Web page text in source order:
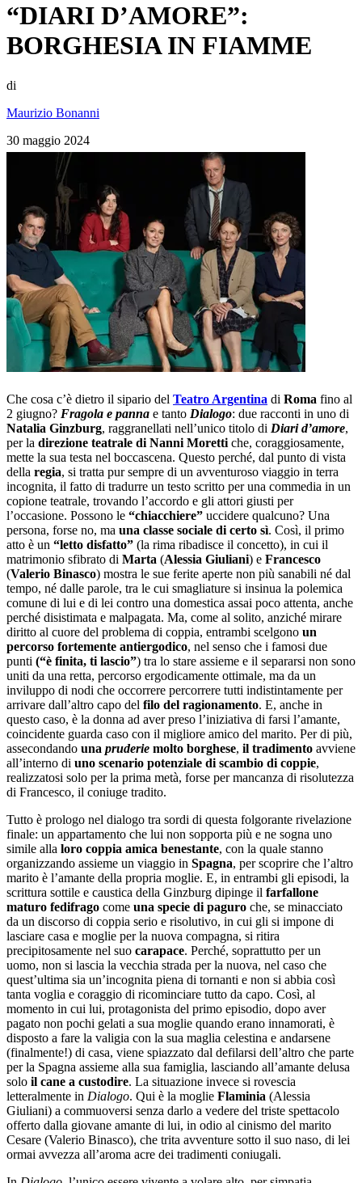
“DIARI D’AMORE”:
BORGHESIA IN FIAMME
di
Maurizio Bonanni
30 maggio 2024
Che cosa c’è dietro il sipario del Teatro Argentina di Roma fino al
2 giugno? Fragola e panna e tanto Dialogo: due racconti in uno di
Natalia Ginzburg, raggranellati nell’unico titolo di Diari d’amore,
per la direzione teatrale di Nanni Moretti che, coraggiosamente,
mette la sua testa nel boccascena. Questo perché, dal punto di vista
della regia, si tratta pur sempre di un avventuroso viaggio in terra
incognita, il fatto di tradurre un testo scritto per una commedia in un
copione teatrale, trovando l’accordo e gli attori giusti per
l’occasione. Possono le “chiacchiere” uccidere qualcuno? Una
persona, forse no, ma una classe sociale di certo sì. Così, il primo
atto è un “letto disfatto” (la rima ribadisce il concetto), in cui il
matrimonio sfibrato di Marta (Alessia Giuliani) e Francesco
(Valerio Binasco) mostra le sue ferite aperte non più sanabili né dal
tempo, né dalle parole, tra le cui smagliature si insinua la polemica
comune di lui e di lei contro una domestica assai poco attenta, anche
perché disistimata e malpagata. Ma, come al solito, anziché mirare
diritto al cuore del problema di coppia, entrambi scelgono un
percorso fortemente antiergodico, nel senso che i famosi due
punti (“è finita, ti lascio”) tra lo stare assieme e il separarsi non sono
uniti da una retta, percorso ergodicamente ottimale, ma da un
inviluppo di nodi che occorrere percorrere tutti indistintamente per
arrivare dall’altro capo del filo del ragionamento. E, anche in
questo caso, è la donna ad aver preso l’iniziativa di farsi l’amante,
coincidente guarda caso con il migliore amico del marito. Per di più,
assecondando una pruderie molto borghese, il tradimento avviene
all’interno di uno scenario potenziale di scambio di coppie,
realizzatosi solo per la prima metà, forse per mancanza di risolutezza
di Francesco, il coniuge tradito.
Tutto è prologo nel dialogo tra sordi di questa folgorante rivelazione
finale: un appartamento che lui non sopporta più e ne sogna uno
simile alla loro coppia amica benestante, con la quale stanno
organizzando assieme un viaggio in Spagna, per scoprire che l’altro
marito è l’amante della propria moglie. E, in entrambi gli episodi, la
scrittura sottile e caustica della Ginzburg dipinge il farfallone
maturo fedifrago come una specie di paguro che, se minacciato
da un discorso di coppia serio e risolutivo, in cui gli si impone di
lasciare casa e moglie per la nuova compagna, si ritira
precipitosamente nel suo carapace. Perché, soprattutto per un
uomo, non si lascia la vecchia strada per la nuova, nel caso che
quest’ultima sia un’incognita piena di tornanti e non si abbia così
tanta voglia e coraggio di ricominciare tutto da capo. Così, al
momento in cui lui, protagonista del primo episodio, dopo aver
pagato non pochi gelati a sua moglie quando erano innamorati, è
disposto a fare la valigia con la sua maglia celestina e andarsene
(finalmente!) di casa, viene spiazzato dal defilarsi dell’altro che parte
per la Spagna assieme alla sua famiglia, lasciando all’amante delusa
solo il cane a custodire. La situazione invece si rovescia
letteralmente in Dialogo. Qui è la moglie Flaminia (Alessia
Giuliani) a commuoversi senza darlo a vedere del triste spettacolo
offerto dalla giovane amante di lui, in odio al cinismo del marito
Cesare (Valerio Binasco), che trita avventure sotto il suo naso, di lei
ormai avvezza all’aroma acre dei tradimenti coniugali.